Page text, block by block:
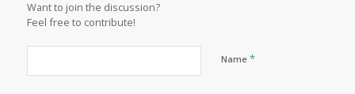
Want to join the discussion?
Feel free to contribute!
Name *